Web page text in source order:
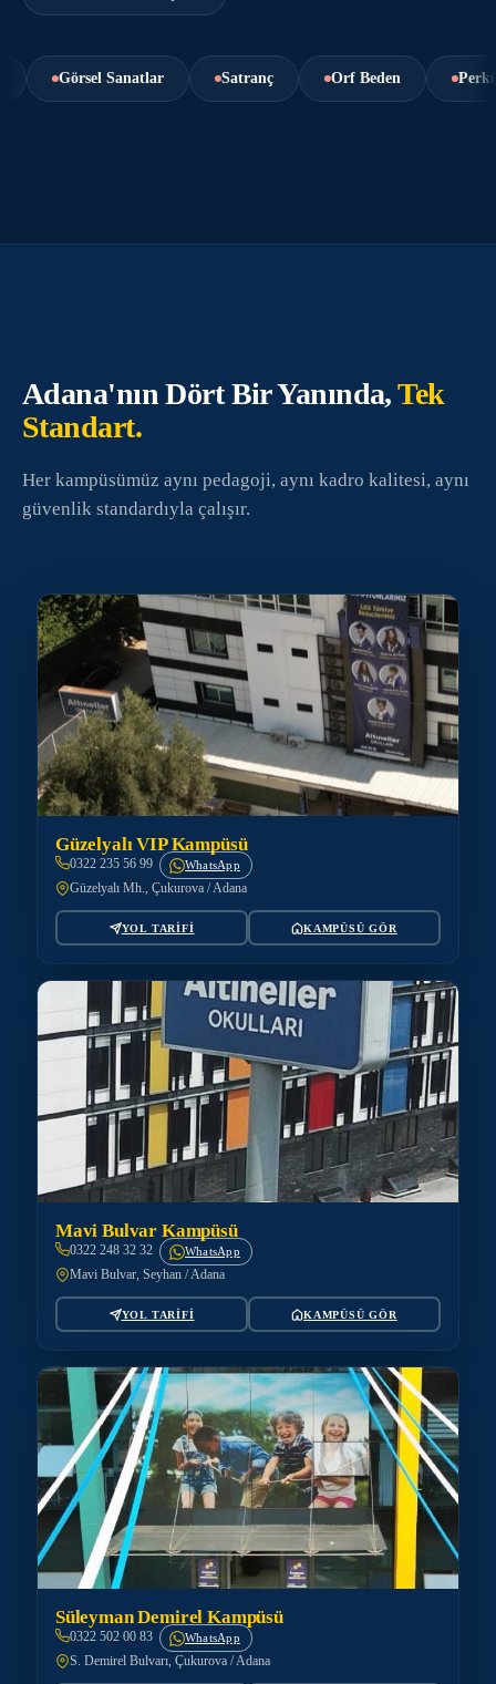
Görsel Sanatlar Satranç Orf Beden Perküsyon
Adana'nın Dört Bir Yanında,Tek
Standart.
Her kampüsümüz aynı pedagoji, aynı kadro kalitesi, aynı
güvenlik standardıyla çalışır.
Güzelyalı VIP Kampüsü
0322 235 56 99 WhatsApp
Güzelyalı Mh., Çukurova / Adana
YOL TARİFİ KAMPÜSÜ GÖR
Mavi Bulvar Kampüsü
0322 248 32 32 WhatsApp
Mavi Bulvar, Seyhan / Adana
YOL TARİFİ KAMPÜSÜ GÖR
Süleyman Demirel Kampüsü
0322 502 00 83 WhatsApp
S. Demirel Bulvarı, Çukurova / Adana